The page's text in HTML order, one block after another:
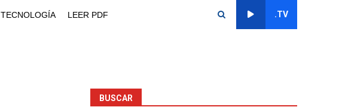
TECNOLOGÍA LEER PDF .TV
BUSCAR